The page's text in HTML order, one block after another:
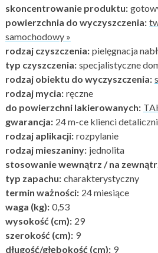
skoncentrowanie produktu:
powierzchnia do wyczyszczenia:
samochodowy »
rodzaj czyszczenia: pielęgnacja
typ czyszczenia: specjalistyczne
rodzaj obiektu do wyczyszczenia:
rodzaj mycia: ręczne
do powierzchni lakierowanych:
gwarancja: 24 m-ce klienci
rodzaj aplikacji: rozpylanie
rodzaj mieszaniny: jednolita
stosowanie wewnątrz / na
typ zapachu: charakterystyczny
termin ważności: 24 miesiące
waga (kg): 0,53
wysokość (cm): 29
szerokość (cm): 9
długość/głębokość (cm): 9